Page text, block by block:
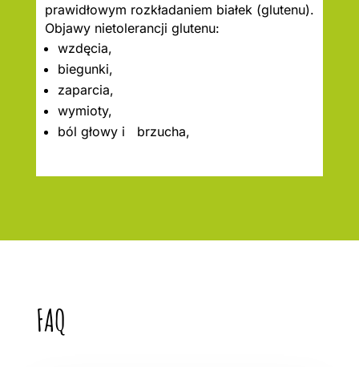
prawidłowym rozkładaniem białek (glutenu).
Objawy nietolerancji glutenu:
wzdęcia,
biegunki,
zaparcia,
wymioty,
ból głowy i brzucha,
FAQ